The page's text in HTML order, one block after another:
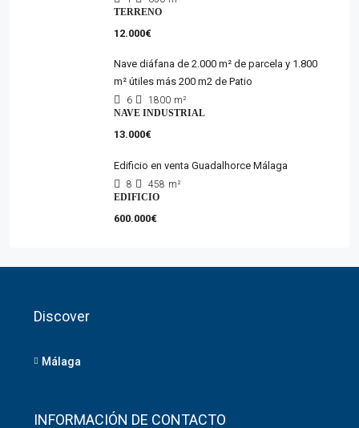
TERRENO
12.000€
Nave diáfana de 2.000 m² de parcela y 1.800
m² útiles más 200 m2 de Patio
6 1800 m²
NAVE INDUSTRIAL
13.000€
Edificio en venta Guadalhorce Málaga
8 458 m²
EDIFICIO
600.000€
Discover
Málaga
INFORMACIÓN DE CONTACTO